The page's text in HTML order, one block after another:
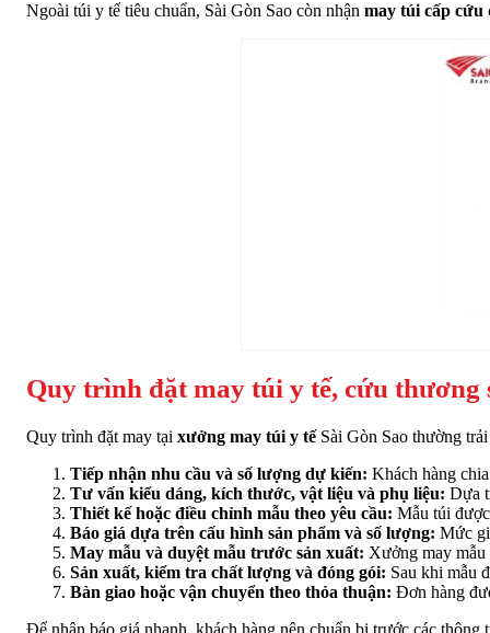
Ngoài túi y tế tiêu chuẩn, Sài Gòn Sao còn nhận may túi cấp cứu
Quy trình đặt may túi y tế, cứu thương
Quy trình đặt may tại xưởng may túi y tếSài Gòn Sao thường
Tiếp nhận nhu cầu và số lượng dự kiến: Khách hàng
Tư vấn kiểu dáng, kích thước, vật liệu và phụ liệu: Dựa
Thiết kế hoặc điều chỉnh mẫu theo yêu cầu: Mẫu túi
Báo giá dựa trên cấu hình sản phẩm và số lượng: Mức
May mẫu và duyệt mẫu trước sản xuất: Xưởng may mẫu
Sản xuất, kiểm tra chất lượng và đóng gói: Sau khi mẫu
Bàn giao hoặc vận chuyển theo thỏa thuận: Đơn hàng
Để nhận báo giá nhanh, khách hàng nên chuẩn bị trước các thông